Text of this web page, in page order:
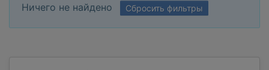
Ничего не найдено Сбросить фильтры